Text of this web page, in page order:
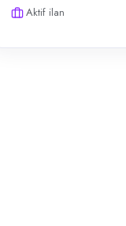
Aktif ilan